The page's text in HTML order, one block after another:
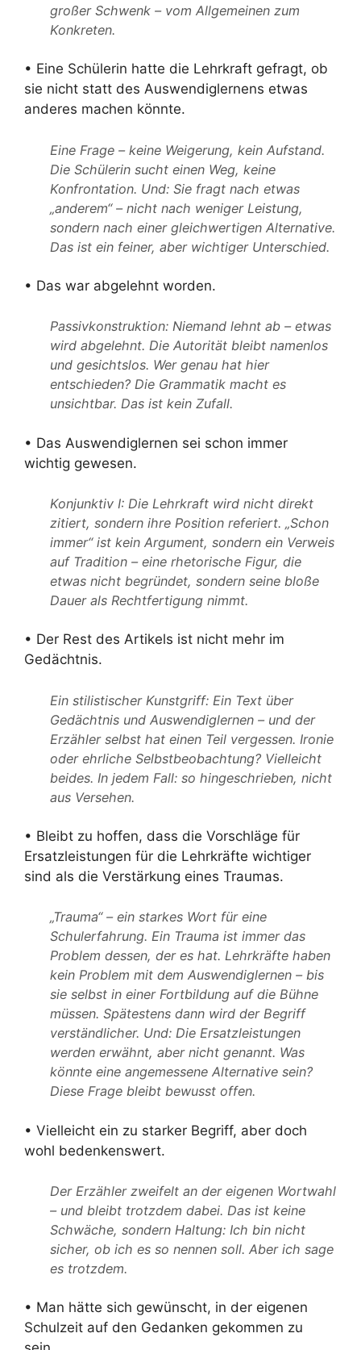
großer Schwenk – vom Allgemeinen zum
Konkreten.
• Eine Schülerin hatte die Lehrkraft gefragt, ob
sie nicht statt des Auswendiglernens etwas
anderes machen könnte.
Eine Frage – keine Weigerung, kein Aufstand.
Die Schülerin sucht einen Weg, keine
Konfrontation. Und: Sie fragt nach etwas
„anderem“ – nicht nach weniger Leistung,
sondern nach einer gleichwertigen Alternative.
Das ist ein feiner, aber wichtiger Unterschied.
• Das war abgelehnt worden.
Passivkonstruktion: Niemand lehnt ab – etwas
wird abgelehnt. Die Autorität bleibt namenlos
und gesichtslos. Wer genau hat hier
entschieden? Die Grammatik macht es
unsichtbar. Das ist kein Zufall.
• Das Auswendiglernen sei schon immer
wichtig gewesen.
Konjunktiv I: Die Lehrkraft wird nicht direkt
zitiert, sondern ihre Position referiert. „Schon
immer“ ist kein Argument, sondern ein Verweis
auf Tradition – eine rhetorische Figur, die
etwas nicht begründet, sondern seine bloße
Dauer als Rechtfertigung nimmt.
• Der Rest des Artikels ist nicht mehr im
Gedächtnis.
Ein stilistischer Kunstgriff: Ein Text über
Gedächtnis und Auswendiglernen – und der
Erzähler selbst hat einen Teil vergessen. Ironie
oder ehrliche Selbstbeobachtung? Vielleicht
beides. In jedem Fall: so hingeschrieben, nicht
aus Versehen.
• Bleibt zu hoffen, dass die Vorschläge für
Ersatzleistungen für die Lehrkräfte wichtiger
sind als die Verstärkung eines Traumas.
„Trauma“ – ein starkes Wort für eine
Schulerfahrung. Ein Trauma ist immer das
Problem dessen, der es hat. Lehrkräfte haben
kein Problem mit dem Auswendiglernen – bis
sie selbst in einer Fortbildung auf die Bühne
müssen. Spätestens dann wird der Begriff
verständlicher. Und: Die Ersatzleistungen
werden erwähnt, aber nicht genannt. Was
könnte eine angemessene Alternative sein?
Diese Frage bleibt bewusst offen.
• Vielleicht ein zu starker Begriff, aber doch
wohl bedenkenswert.
Der Erzähler zweifelt an der eigenen Wortwahl
– und bleibt trotzdem dabei. Das ist keine
Schwäche, sondern Haltung: Ich bin nicht
sicher, ob ich es so nennen soll. Aber ich sage
es trotzdem.
• Man hätte sich gewünscht, in der eigenen
Schulzeit auf den Gedanken gekommen zu